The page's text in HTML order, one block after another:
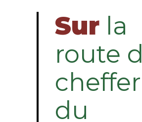
Sur la
route
du